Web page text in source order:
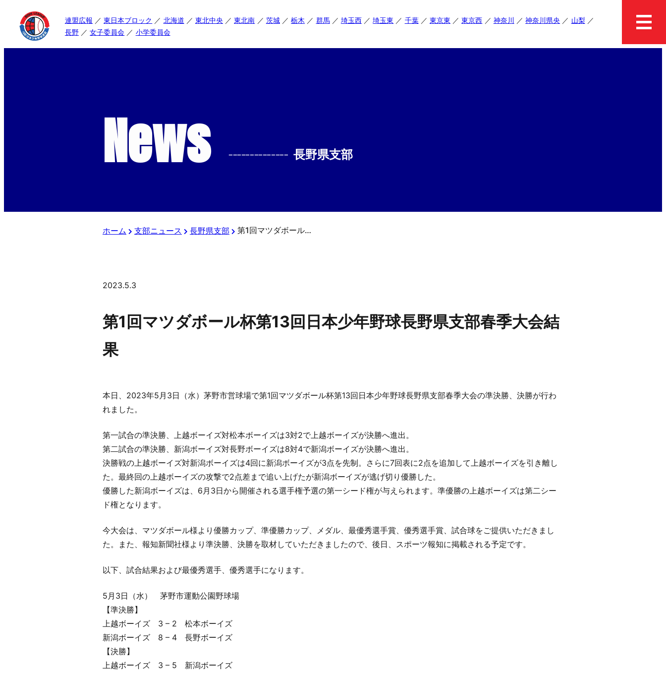
連盟広報 東日本ブロック 北海道 東北中央 東北南 茨城 栃木 群馬 埼玉西 埼玉東 千葉 東京東 東京西 神奈川 神奈川県央
山梨
長野
女子委員会 小学委員会
News -------------- 長野県支部
ホーム 支部ニュース 長野県支部 第1回マツダボール杯第13回日本少年野球長野県支部春季大会結果
2023.5.3
第1回マツダボール杯第13回日本少年野球長野県支部春季大会結
果
本日、2023年5月3日（水）茅野市営球場で第1回マツダボール杯第13回日本少年野球長野県支部春季大会の準決勝、決勝が行わ
れました。
第一試合の準決勝、上越ボーイズ対松本ボーイズは3対2で上越ボーイズが決勝へ進出。
第二試合の準決勝、新潟ボーイズ対長野ボーイズは8対4で新潟ボーイズが決勝へ進出。
決勝戦の上越ボーイズ対新潟ボーイズは4回に新潟ボーイズが3点を先制。さらに7回表に2点を追加して上越ボーイズを引き離し
た。最終回の上越ボーイズの攻撃で2点差まで追い上げたが新潟ボーイズが逃げ切り優勝した。
優勝した新潟ボーイズは、6月3日から開催される選手権予選の第一シード権が与えられます。準優勝の上越ボーイズは第二シー
ド権となります。
今大会は、マツダボール様より優勝カップ、準優勝カップ、メダル、最優秀選手賞、優秀選手賞、試合球をご提供いただきまし
た。また、報知新聞社様より準決勝、決勝を取材していただきましたので、後日、スポーツ報知に掲載される予定です。
以下、試合結果および最優秀選手、優秀選手になります。
5月3日（水） 茅野市運動公園野球場
【準決勝】
上越ボーイズ 3 – 2 松本ボーイズ
新潟ボーイズ 8 – 4 長野ボーイズ
【決勝】
上越ボーイズ 3 – 5 新潟ボーイズ